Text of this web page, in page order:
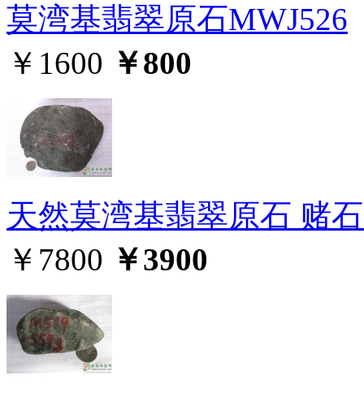
莫湾基翡翠原石MWJ526
￥1600 ￥800
天然莫湾基翡翠原石 赌
￥7800 ￥3900